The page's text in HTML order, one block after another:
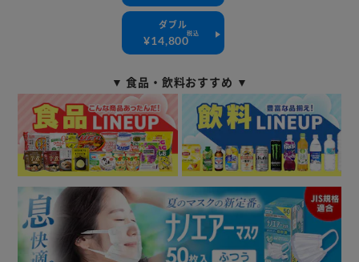
ダブル
¥14,800
税込
▼ 食品・飲料おすすめ ▼